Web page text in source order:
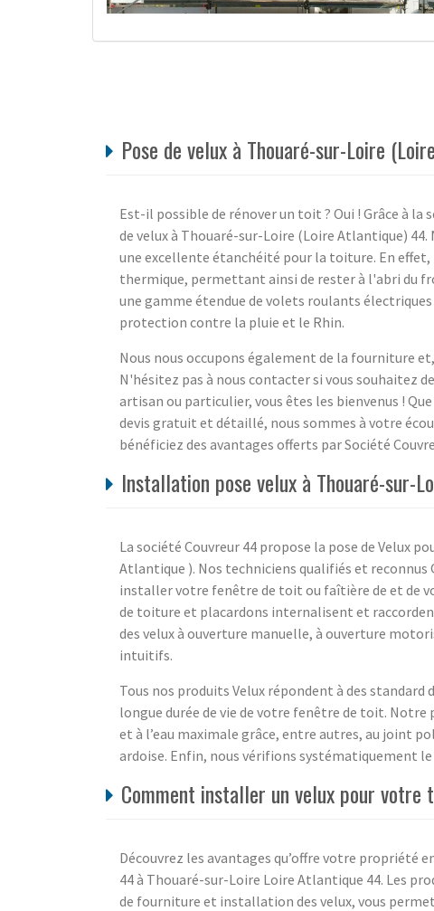
Pose de velux à Thouaré-sur-Loire
Est-il possible de rénover un toit ? Oui ! Grâce à la
de velux à Thouaré-sur-Loire (Loire Atlantique)
une excellente étanchéité pour la toiture. En
thermique, permettant ainsi de rester à l'abri du
une gamme étendue de volets roulants
protection contre la pluie et le Rhin.
Nous nous occupons également de la fourniture
N'hésitez pas à nous contacter si vous souhaitez
artisan ou particulier, vous êtes les bienvenus !
devis gratuit et détaillé, nous sommes à votre
bénéficiez des avantages offerts par Société
Installation pose velux à Thouaré-sur-
La société Couvreur 44 propose la pose de Velux
Atlantique ). Nos techniciens qualifiés et
installer votre fenêtre de toit ou faîtière de et de
de toiture et placardons internalisent et
des velux à ouverture manuelle, à ouverture
intuitifs.
Tous nos produits Velux répondent à des
longue durée de vie de votre fenêtre de toit.
et à l’eau maximale grâce, entre autres, au joint
ardoise. Enfin, nous vérifions systématiquement
Comment installer un velux pour
Découvrez les avantages qu’offre votre propriété
44 à Thouaré-sur-Loire Loire Atlantique 44. Les
de fourniture et installation des velux, vous